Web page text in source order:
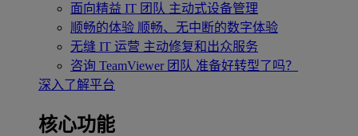
面向精益 IT 团队 主动式设备管理
顺畅的体验 顺畅、无中断的数字体验
无缝 IT 运营 主动修复和出众服务
咨询 TeamViewer 团队 准备好转型了吗？
深入了解平台
核心功能